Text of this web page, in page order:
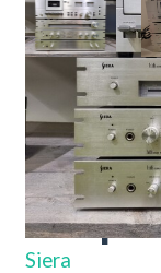
HIFI
Set -
Amp/
Amp
Siera